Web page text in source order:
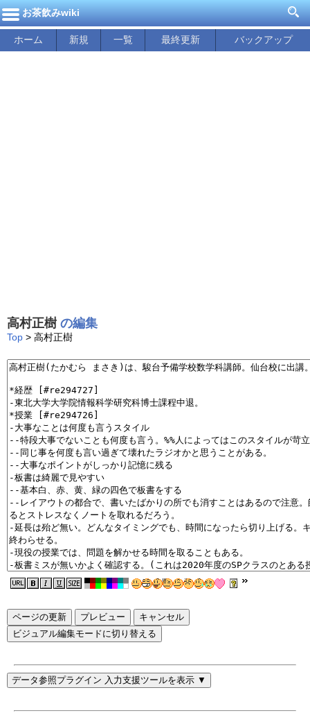
お茶飲みwiki
ホーム 新規 一覧 最終更新 バックアップ
高村正樹の編集
Top > 高村正樹
ページの更新
ビジュアル編集モードに切り替える
データ参照プラグイン 入力支援ツールを表示 ▼